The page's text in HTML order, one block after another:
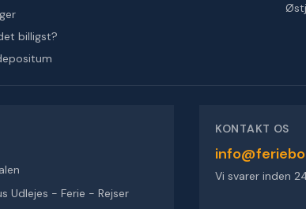
billigst?
Udlejes - Ferie - Rejser
KONTAKT OS
Vi svarer inden